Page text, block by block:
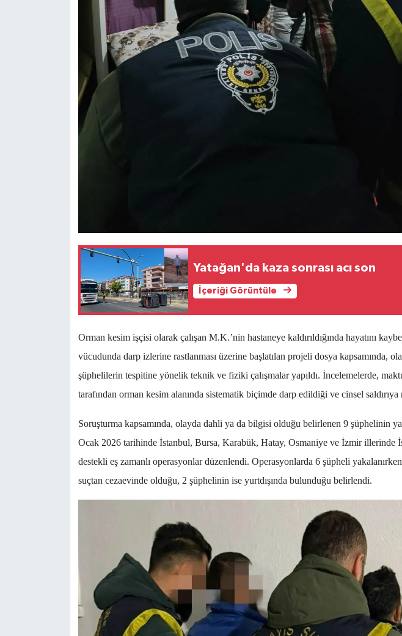
Yatağan'da kaza sonrası acı son
İçeriği Görüntüle
Orman kesim işçisi olarak çalışan M.K.’nin hastaneye kaldırıldığında hayatını
vücudunda darp izlerine rastlanması üzerine başlatılan projeli dosya kapsamında,
şüphelilerin tespitine yönelik teknik ve fiziki çalışmalar yapıldı. İncelemelerde,
tarafından orman kesim alanında sistematik biçimde darp edildiği ve cinsel saldırıya
Soruşturma kapsamında, olayda dahli ya da bilgisi olduğu belirlenen 9 şüphelinin
Ocak 2026 tarihinde İstanbul, Bursa, Karabük, Hatay, Osmaniye ve İzmir illerinde
destekli eş zamanlı operasyonlar düzenlendi. Operasyonlarda 6 şüpheli
suçtan cezaevinde olduğu, 2 şüphelinin ise yurtdışında bulunduğu belirlendi.